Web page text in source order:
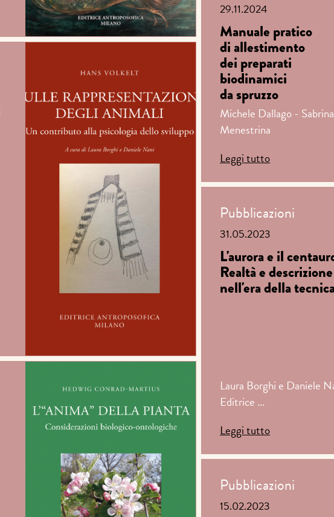
29.11.2024
Manuale pratico
di allestimento
dei preparati
biodinamici
da spruzzo
Michele Dallago - Sabrina
Menestrina
Leggi tutto
Pubblicazioni
31.05.2023
L'aurora e il
Realtà e descrizione
nell'era della
Laura Borghi e Daniele
Editrice ...
Leggi tutto
Pubblicazioni
15.02.2023